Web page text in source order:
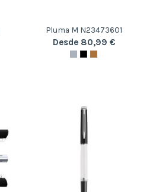
Pluma M N23473601
Desde 80,99 €